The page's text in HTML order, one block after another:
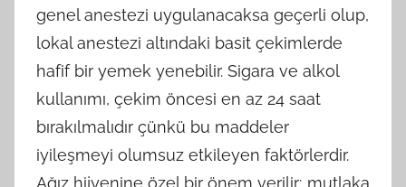
genel anestezi uygulanacaksa geçerli olup,
lokal anestezi altındaki basit çekimlerde
hafif bir yemek yenebilir. Sigara ve alkol
kullanımı, çekim öncesi en az 24 saat
bırakılmalıdır çünkü bu maddeler
iyileşmeyi olumsuz etkileyen faktörlerdir.
Ağız hijyenine özel bir önem verilir; mutlaka